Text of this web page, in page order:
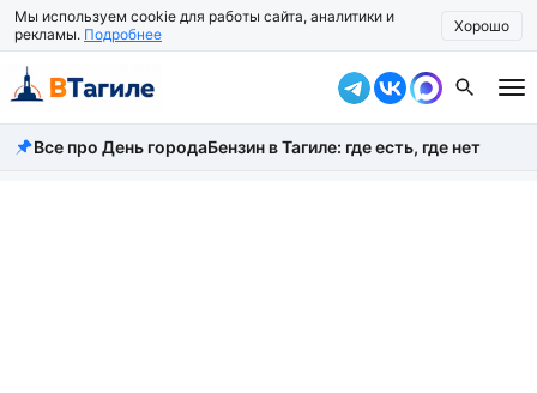
Мы используем cookie для работы сайта, аналитики и
рекламы. Подробнее Хорошо
Все новости
Все про День городаБензин в Тагиле: где есть, где нет